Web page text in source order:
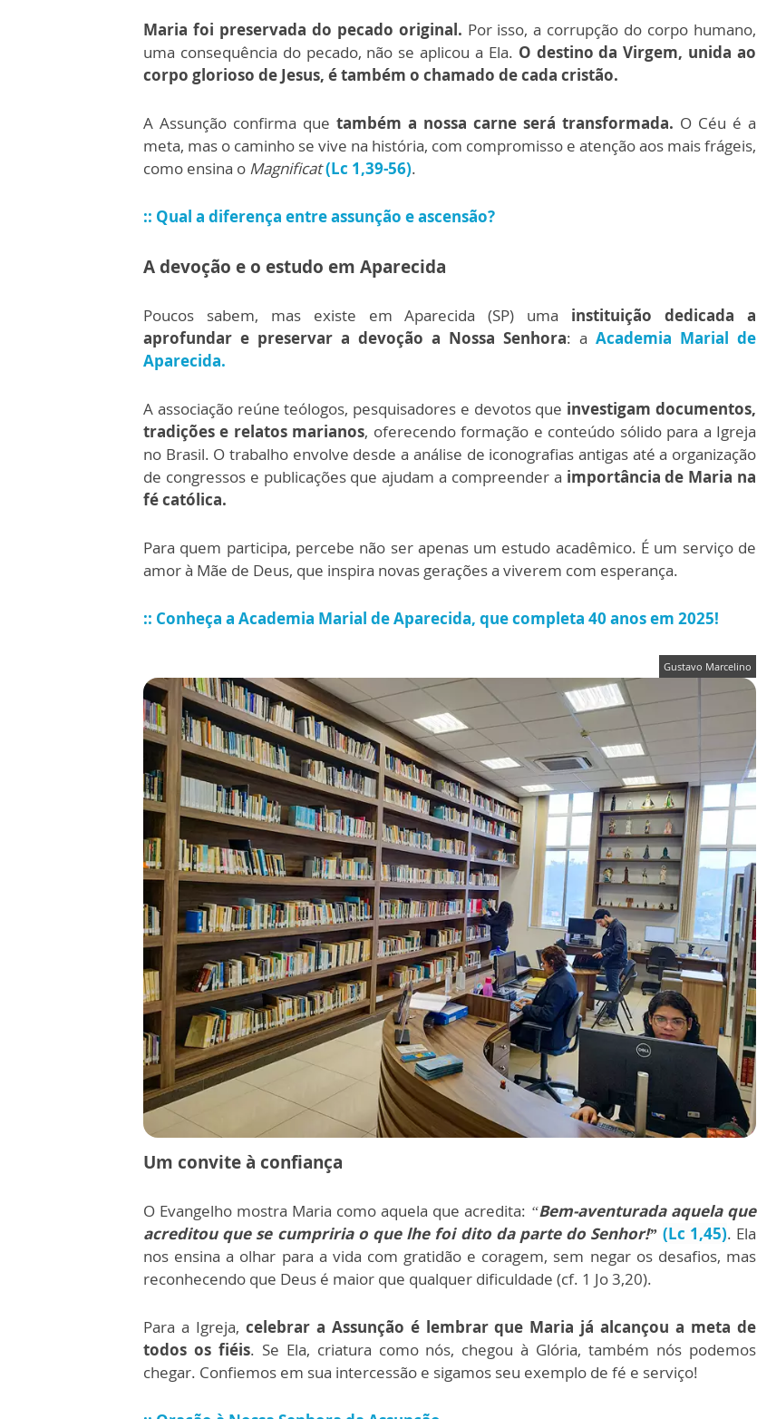
Maria foi preservada do pecado original. Por isso, a corrupção do corpo humano,
uma consequência do pecado, não se aplicou a Ela. O destino da Virgem, unida ao
corpo glorioso de Jesus, é também o chamado de cada cristão.
A Assunção confirma que também a nossa carne será transformada. O Céu é a
meta, mas o caminho se vive na história, com compromisso e atenção aos mais frágeis,
como ensina o Magnificat(Lc 1,39-56).
:: Qual a diferença entre assunção e ascensão?
A devoção e o estudo em Aparecida
Poucos sabem, mas existe em Aparecida (SP) uma instituição dedicada a
aprofundar e preservar a devoção a Nossa Senhora: a Academia Marial de
Aparecida.
A associação reúne teólogos, pesquisadores e devotos que investigam documentos,
tradições e relatos marianos, oferecendo formação e conteúdo sólido para a Igreja
no Brasil. O trabalho envolve desde a análise de iconografias antigas até a organização
de congressos e publicações que ajudam a compreender a importância de Maria na
fé católica.
Para quem participa, percebe não ser apenas um estudo acadêmico. É um serviço de
amor à Mãe de Deus, que inspira novas gerações a viverem com esperança.
:: Conheça a Academia Marial de Aparecida, que completa 40 anos em 2025!
Gustavo Marcelino
Um convite à confiança
O Evangelho mostra Maria como aquela que acredita: “Bem-aventurada aquela que
acreditou que se cumpriria o que lhe foi dito da parte do Senhor!” (Lc 1,45). Ela
nos ensina a olhar para a vida com gratidão e coragem, sem negar os desafios, mas
reconhecendo que Deus é maior que qualquer dificuldade (cf. 1 Jo 3,20).
Para a Igreja, celebrar a Assunção é lembrar que Maria já alcançou a meta de
todos os fiéis. Se Ela, criatura como nós, chegou à Glória, também nós podemos
chegar. Confiemos em sua intercessão e sigamos seu exemplo de fé e serviço!